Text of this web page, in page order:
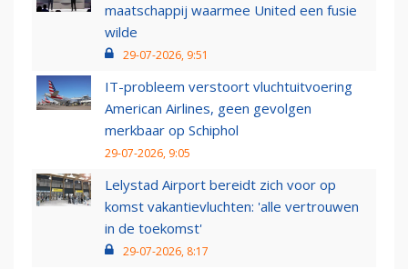
maatschappij waarmee United een fusie
wilde
29-07-2026, 9:51
IT-probleem verstoort vluchtuitvoering
American Airlines, geen gevolgen
merkbaar op Schiphol
29-07-2026, 9:05
Lelystad Airport bereidt zich voor op
komst vakantievluchten: 'alle vertrouwen
in de toekomst'
29-07-2026, 8:17